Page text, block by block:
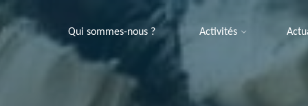
Qui sommes-nous ? Activités